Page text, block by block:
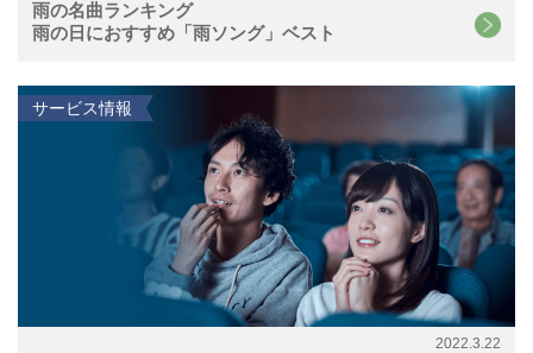
雨の名曲ランキング
雨の日におすすめ「雨ソング」ベスト
2022.3.22
サービス情報